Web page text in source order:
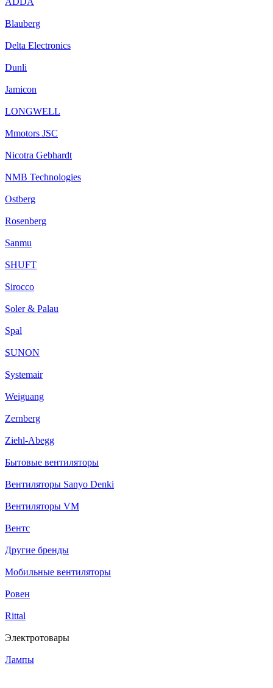
Blauberg
Delta Electronics
Dunli
Jamicon
LONGWELL
Mmotors JSC
Nicotra Gebhardt
NMB Technologies
Ostberg
Rosenberg
Sanmu
SHUFT
Sirocco
Soler & Palau
Spal
SUNON
Systemair
Weiguang
Zernberg
Ziehl-Abegg
Бытовые вентиляторы
Вентиляторы Sanyo Denki
Вентиляторы VM
Вентс
Другие бренды
Мобильные вентиляторы
Ровен
Rittal
Электротовары
Лампы